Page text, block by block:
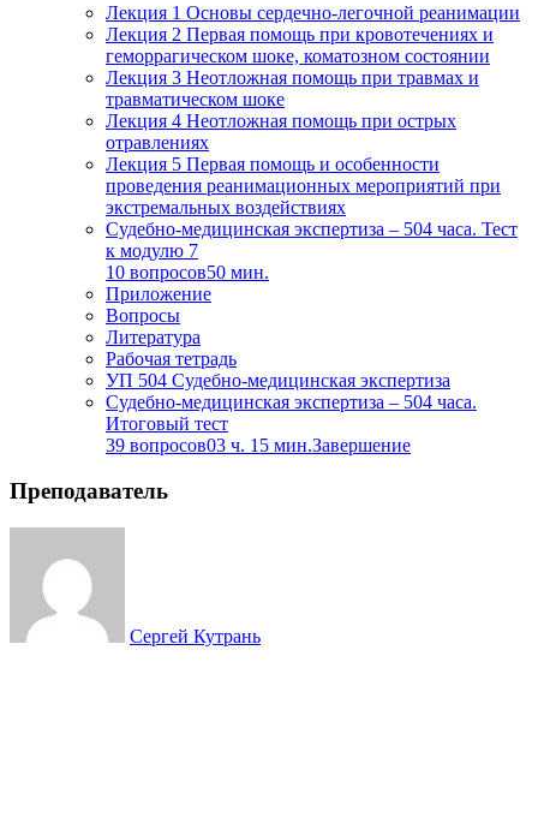
Лекция 1 Основы сердечно-легочной реанимации
Лекция 2 Первая помощь при кровотечениях и
геморрагическом шоке, коматозном состоянии
Лекция 3 Неотложная помощь при травмах и
травматическом шоке
Лекция 4 Неотложная помощь при острых
отравлениях
Лекция 5 Первая помощь и особенности
проведения реанимационных мероприятий при
экстремальных воздействиях
Судебно-медицинская экспертиза – 504 часа. Тест
к модулю 7
10 вопросов50 мин.
Приложение
Вопросы
Литература
Рабочая тетрадь
УП 504 Судебно-медицинская экспертиза
Судебно-медицинская экспертиза – 504 часа.
Итоговый тест
39 вопросов03 ч. 15 мин.Завершение
Преподаватель
Сергей Кутрань